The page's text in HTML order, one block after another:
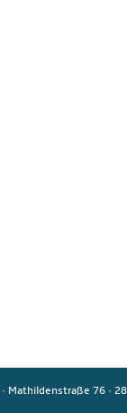
· Mathildenstraße 76 ·